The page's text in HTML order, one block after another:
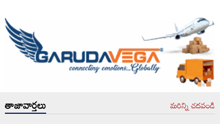
తాజావార్తలు మరిన్ని చదవండి